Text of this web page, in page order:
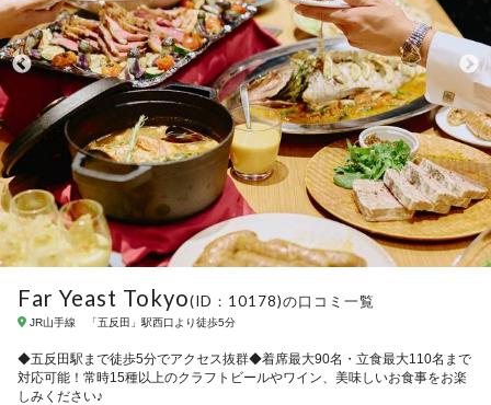
Far Yeast Tokyo(ID：10178)の口コミ一覧
JR山手線 「五反田」駅西口より徒歩5分
◆五反田駅まで徒歩5分でアクセス抜群◆着席最大90名・立食最大110名まで
対応可能！常時15種以上のクラフトビールやワイン、美味しいお食事をお楽
しみください♪